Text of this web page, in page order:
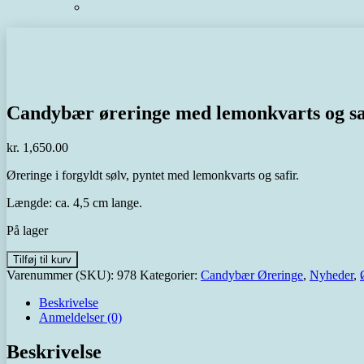
Candybær øreringe med lemonkvarts og
kr. 1,650.00
Øreringe i forgyldt sølv, pyntet med lemonkvarts og safir.
Længde: ca. 4,5 cm lange.
På lager
Candybær
øreringe
lemonkvarts
antal
Tilføj til kurv
Varenummer (SKU): 978 Kategorier: Candybær Øreringe, Nyheder,
Beskrivelse
Anmeldelser (0)
Beskrivelse